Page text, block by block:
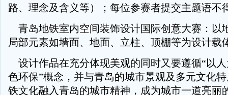
路、理念及含义等）；每位参赛者提交主题语不
青岛地铁室内空间装饰设计国际创意大赛：以
局部元素如墙面、地面、立柱、顶棚等为设计载
设计作品在充分体现美观的同时又要遵循“以人
色环保”概念，并与青岛的城市景观及多元文化
铁文化融入青岛的城市精神，成为城市一道亮丽